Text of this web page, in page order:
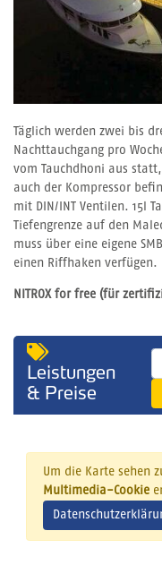
Täglich werden zwei bis
Nachttauchgang pro
vom Tauchdhoni aus
auch der Kompressor
mit DIN/INT Ventilen. 15l
Tiefengrenze auf den
muss über eine eigene
einen Riffhaken verfügen.
NITROX for free (für
Leistungen
& Preise
Um die Karte sehen
Multimedia-Cookie